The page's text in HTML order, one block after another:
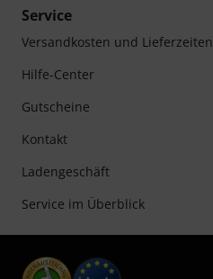
Service
Versandkosten und Lieferzeiten
Hilfe-Center
Gutscheine
Kontakt
Ladengeschäft
Service im Überblick